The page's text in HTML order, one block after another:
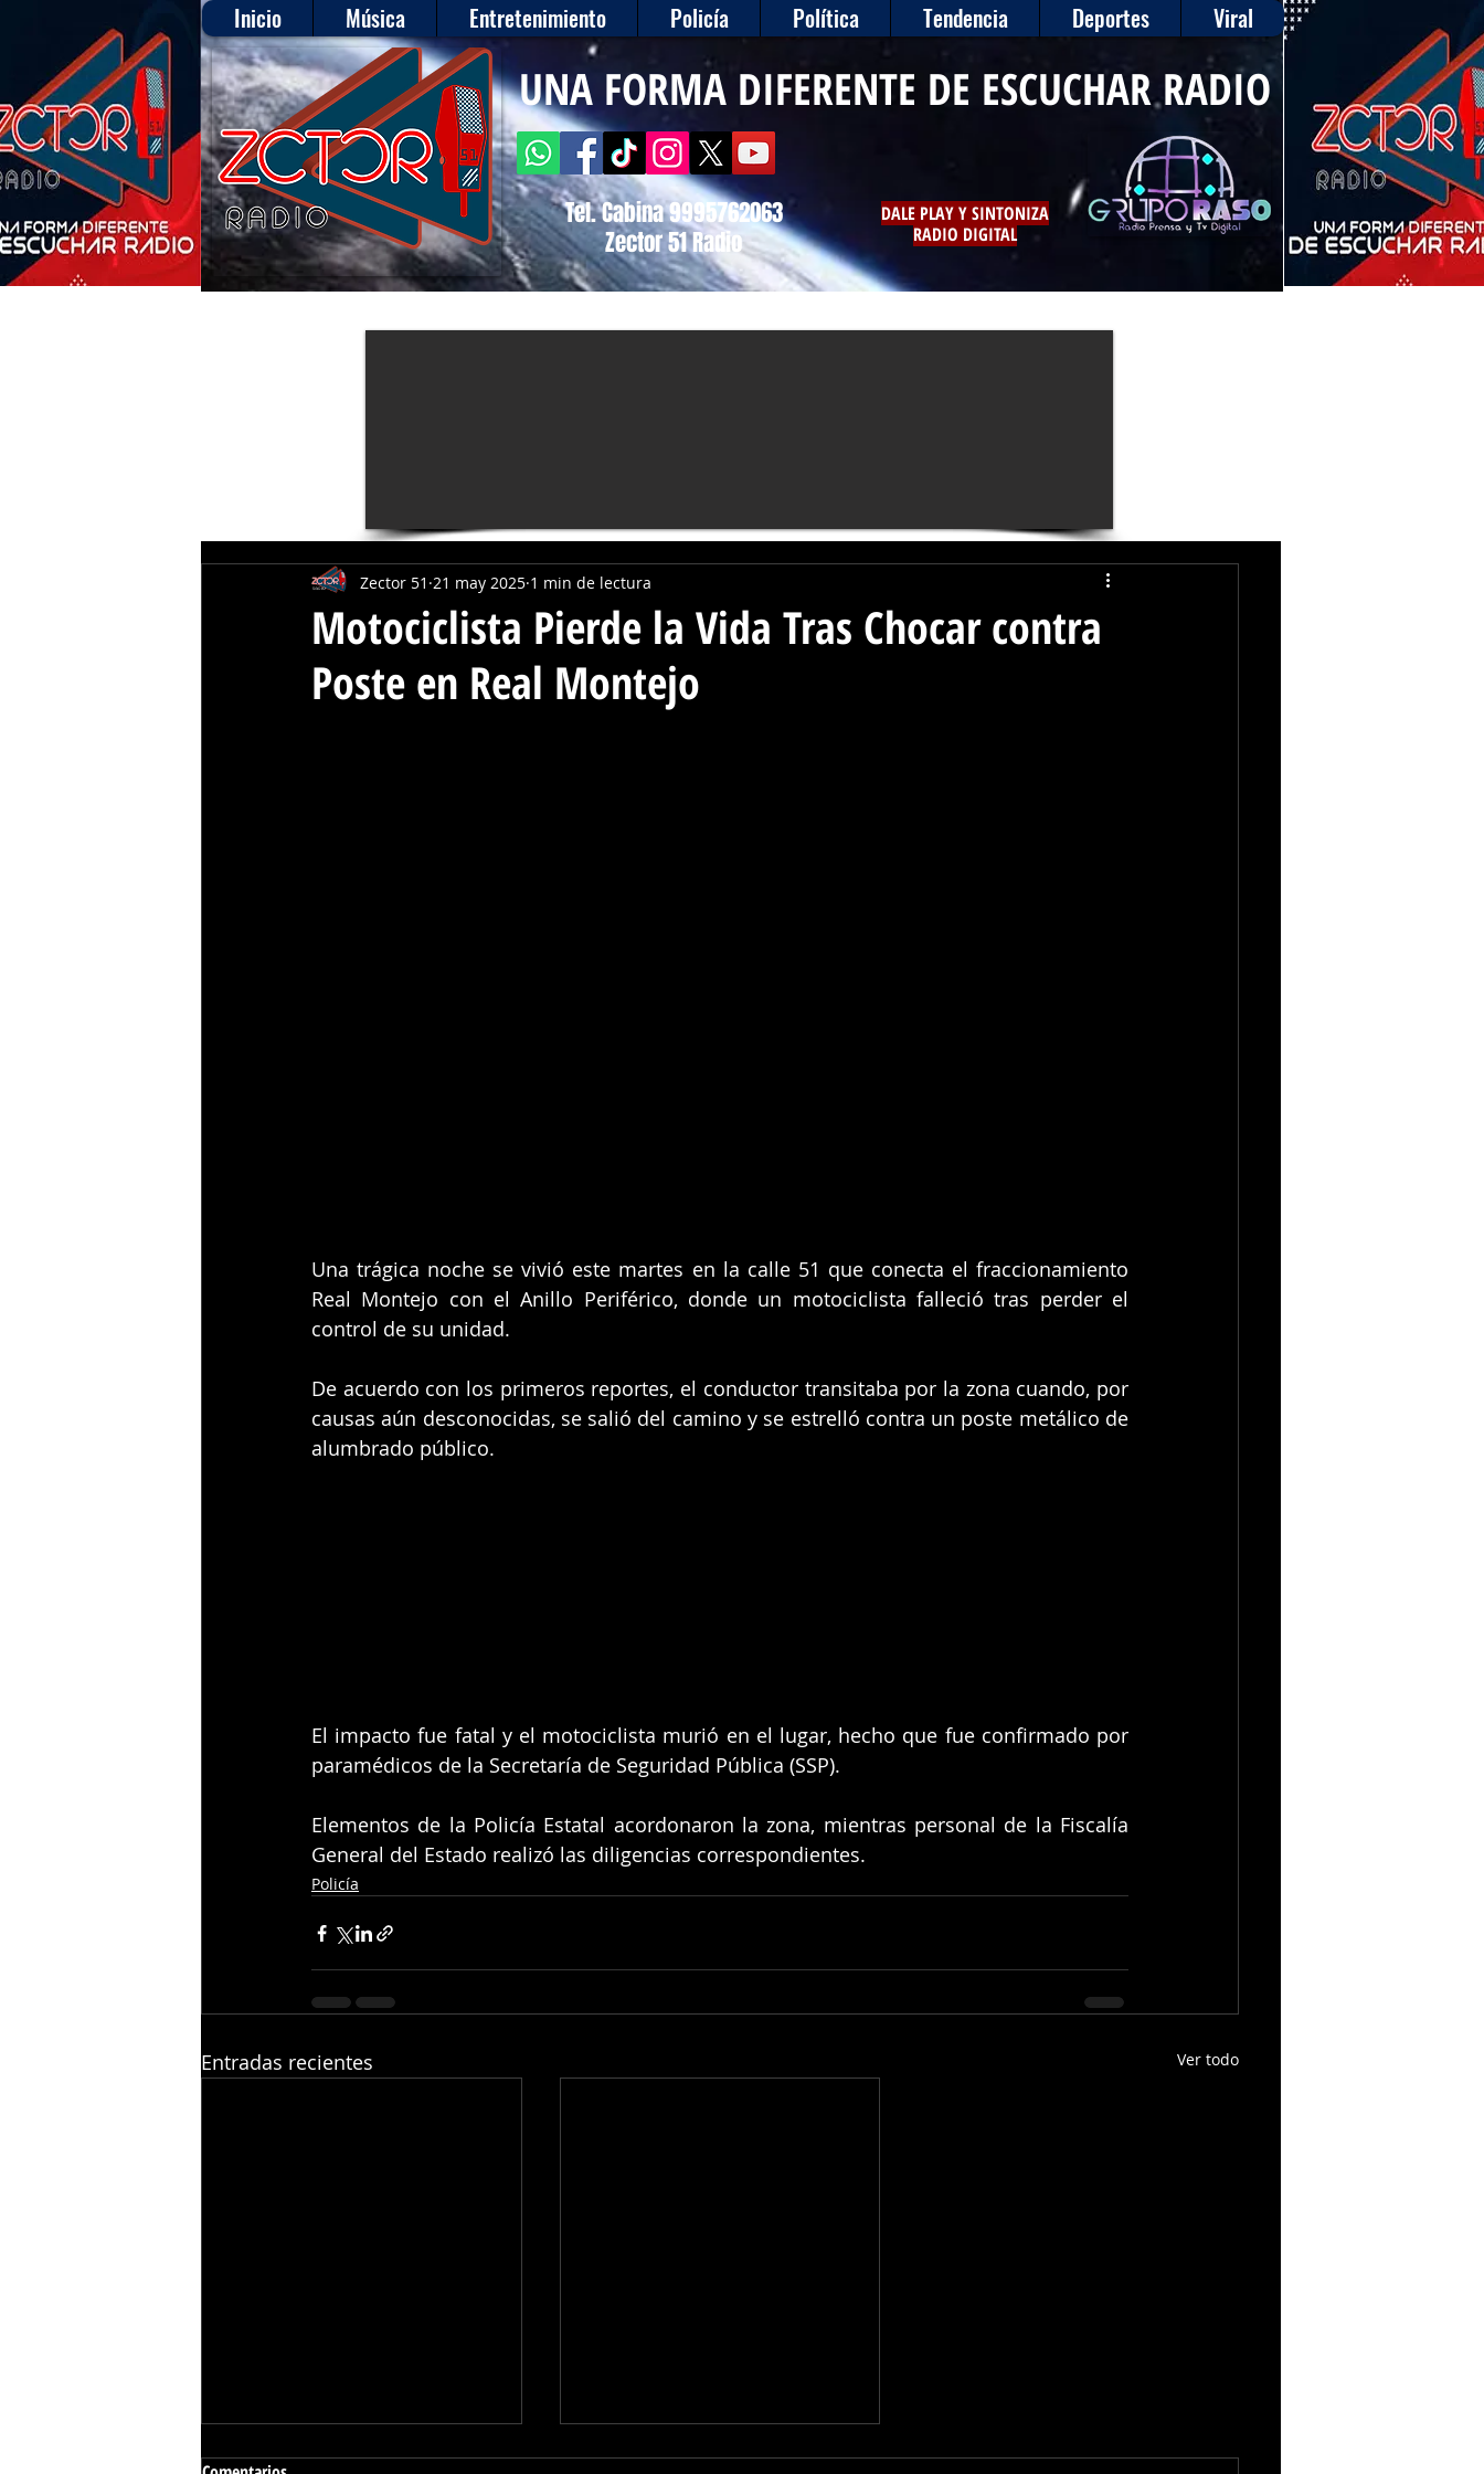
Inicio Música Entretenimiento Policía Política Tendencia Deportes Viral
Tel. Cabina 9995762063
Zector 51 Radio
DALE PLAY Y SINTONIZA
RADIO DIGITAL
UNA FORMA DIFERENTE DE ESCUCHAR RADIO
Motociclista Pierde la Vida Tras Chocar contra
Poste en Real Montejo
Zector 51 21 may 2025 1 min de lectura
Una trágica noche se vivió este martes en la calle 51 que conecta el fraccionamiento
Real Montejo con el Anillo Periférico, donde un motociclista falleció tras perder el
control de su unidad.
De acuerdo con los primeros reportes, el conductor transitaba por la zona cuando, por
causas aún desconocidas, se salió del camino y se estrelló contra un poste metálico de
alumbrado público.
El impacto fue fatal y el motociclista murió en el lugar, hecho que fue confirmado por
paramédicos de la Secretaría de Seguridad Pública (SSP).
Elementos de la Policía Estatal acordonaron la zona, mientras personal de la Fiscalía
General del Estado realizó las diligencias correspondientes.
Policía
Entradas recientes Ver todo